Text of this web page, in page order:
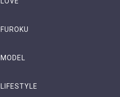
FUROKU
MODEL
LIFESTYLE